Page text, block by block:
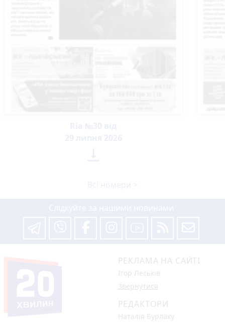
РЕКЛАМА НА САЙТІ
Ігор Леськів
Звернутися
РЕДАКТОРИ
Наталія Бурлаку